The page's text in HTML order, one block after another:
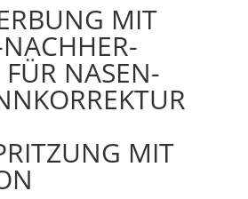
MIT
NASEN-
MIT